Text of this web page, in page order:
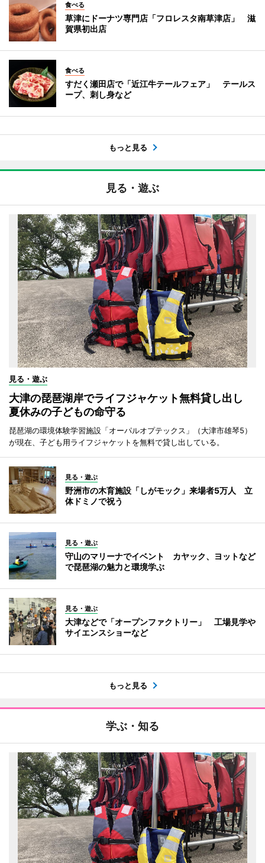
食べる
草津にドーナツ専門店「フロレスタ南草津店」 滋
賀県初出店
食べる
すだく瀬田店で「近江牛テールフェア」 テールス
ープ、刺し身など
もっと見る
見る・遊ぶ
見る・遊ぶ
大津の琵琶湖岸でライフジャケット無料貸し出し
夏休みの子どもの命守る
琵琶湖の環境体験学習施設「オーパルオプテックス」（大津市雄琴5）
が現在、子ども用ライフジャケットを無料で貸し出している。
見る・遊ぶ
野洲市の木育施設「しがモック」来場者5万人 立
体ドミノで祝う
見る・遊ぶ
守山のマリーナでイベント カヤック、ヨットなど
で琵琶湖の魅力と環境学ぶ
見る・遊ぶ
大津などで「オープンファクトリー」 工場見学や
サイエンスショーなど
もっと見る
学ぶ・知る